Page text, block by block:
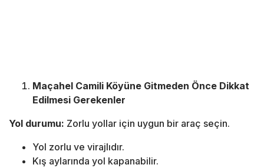
Maçahel Camili Köyüne Gitmeden Önce Dikkat
Edilmesi Gerekenler
Yol durumu: Zorlu yollar için uygun bir araç seçin.
Yol zorlu ve virajlıdır.
Kış aylarında yol kapanabilir.